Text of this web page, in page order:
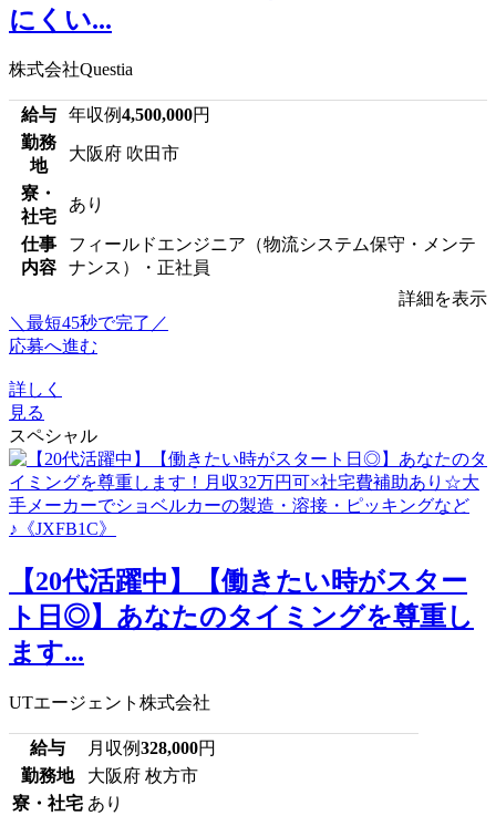
にくい...
株式会社Questia
給与 年収例4,500,000円
勤務
地
大阪府 吹田市
寮・
社宅
あり
仕事
内容
フィールドエンジニア（物流システム保守・メンテ
ナンス）・正社員
詳細を表示
＼最短45秒で完了／
応募へ進む
詳しく
見る
スペシャル
【20代活躍中】【働きたい時がスター
ト日◎】あなたのタイミングを尊重し
ます...
UTエージェント株式会社
給与 月収例328,000円
勤務地
大阪府 枚方市
寮・社宅 あり